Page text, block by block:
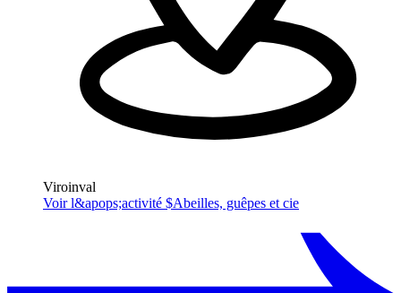
Viroinval
Voir l&apops;activité $Abeilles, guêpes et cie